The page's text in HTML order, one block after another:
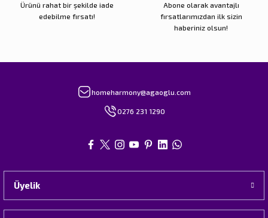
Ürünü rahat bir şekilde iade
edebilme fırsatı!
Abone olarak avantajlı
fırsatlarımızdan ilk sizin
haberiniz olsun!
homeharmony@agaoglu.com
0276 231 1290
Üyelik